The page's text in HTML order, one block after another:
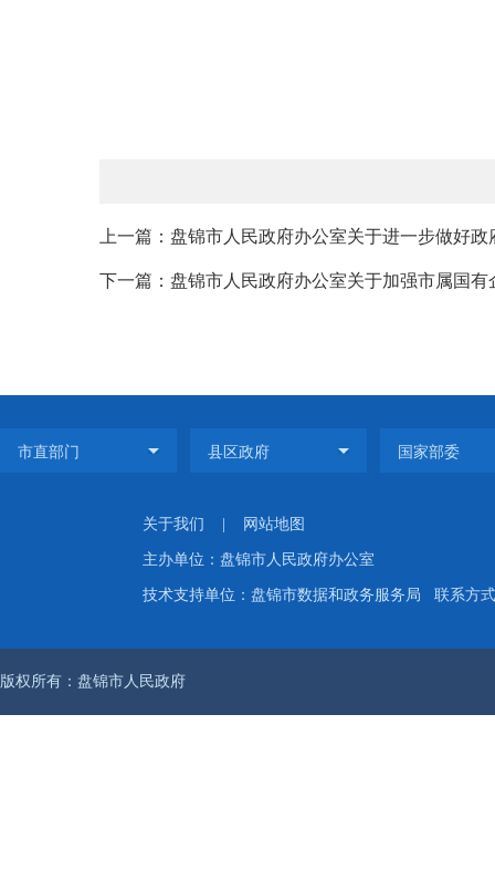
上一篇：盘锦市人民政府办公室关于进一步做好
下一篇：盘锦市人民政府办公室关于加强市属国
关于我们 网站地图
主办单位：盘锦市人民政府办公室
技术支持单位：盘锦市数据和政务服务局 联系方
版权所有：盘锦市人民政府